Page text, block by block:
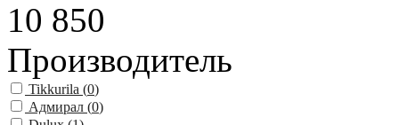
10 850
Производитель
Tikkurila (0)
Адмирал (0)